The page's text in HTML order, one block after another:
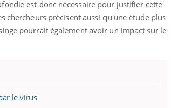
est donc nécessaire pour justifier cette
chercheurs précisent aussi qu'une étude plus
pourrait également avoir un impact sur le
le virus